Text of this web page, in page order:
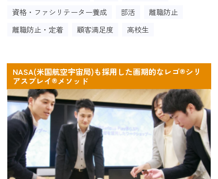
資格・ファシリテーター養成
部活
離職防止
離職防止・定着
顧客満足度 高校生
NASA(米国航空宇宙局)も採用した画期的なレゴ®シリ
アスプレイ®メソッド